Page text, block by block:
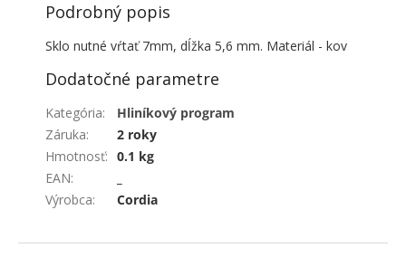
Podrobný popis
Sklo nutné vŕtať 7mm, dĺžka 5,6 mm. Materiál - kov
Dodatočné parametre
Kategória:
Hliníkový program
Záruka:
2 roky
Hmotnosť: 0.1 kg
EAN:
Výrobca: Cordia
ZÁPÄTIE